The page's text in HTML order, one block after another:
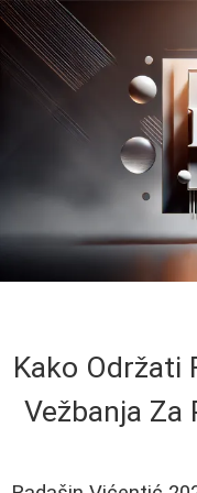
Kako Održati
Vežbanja Za